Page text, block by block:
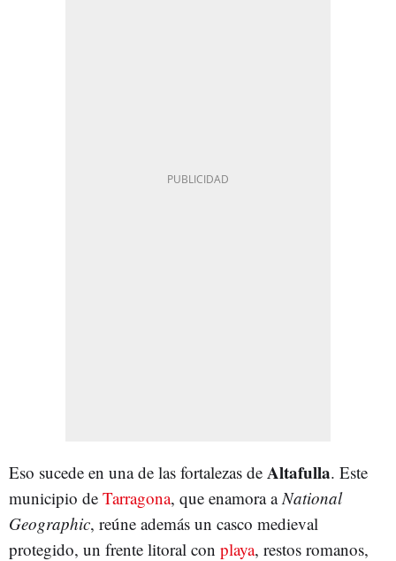
Eso sucede en una de las fortalezas de Altafulla. Este
municipio de Tarragona, que enamora a National
Geographic, reúne además un casco medieval
protegido, un frente litoral con playa, restos romanos,